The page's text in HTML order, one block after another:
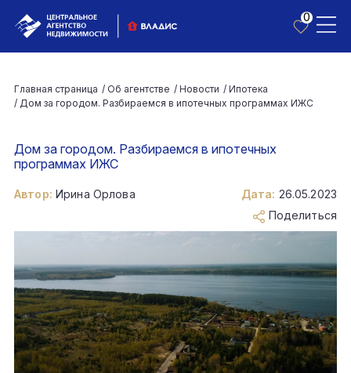
0
Главная страница / Об агентстве / Новости / Ипотека
/ Дом за городом. Разбираемся в ипотечных программах ИЖС
Дом за городом. Разбираемся в ипотечных
программах ИЖС
Автор: Ирина Орлова Дата: 26.05.2023
Поделиться